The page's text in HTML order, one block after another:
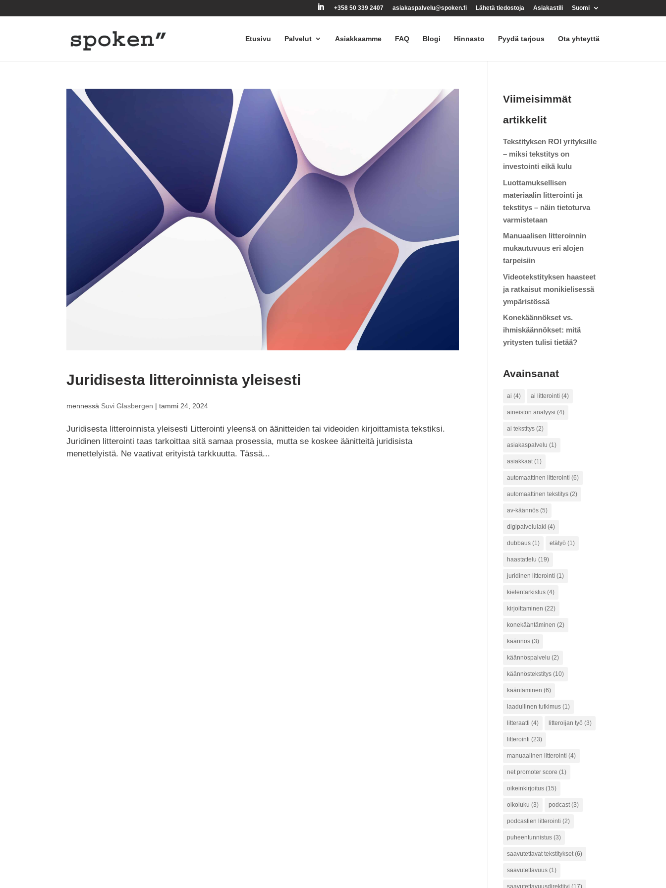
+358 50 339 2407 asiakaspalvelu@spoken.fi Lähetä tiedostoja Asiakastili Suomi
Etusivu Palvelut Asiakkaamme FAQ Blogi Hinnasto Pyydä tarjous Ota yhteyttä
Juridisesta litteroinnista yleisesti
mennessä Suvi Glasbergen |tammi 24, 2024
Juridisesta litteroinnista yleisesti Litterointi yleensä on äänitteiden tai videoiden kirjoittamista tekstiksi.
Juridinen litterointi taas tarkoittaa sitä samaa prosessia, mutta se koskee äänitteitä juridisista
menettelyistä. Ne vaativat erityistä tarkkuutta. Tässä...
Viimeisimmät
artikkelit
Tekstityksen ROI yrityksille
– miksi tekstitys on
investointi eikä kulu
Luottamuksellisen
materiaalin litterointi ja
tekstitys – näin tietoturva
varmistetaan
Manuaalisen litteroinnin
mukautuvuus eri alojen
tarpeisiin
Videotekstityksen haasteet
ja ratkaisut monikielisessä
ympäristössä
Konekäännökset vs.
ihmiskäännökset: mitä
yritysten tulisi tietää?
Avainsanat
ai (4) ai litterointi (4)
aineiston analyysi (4)
ai tekstitys (2)
asiakaspalvelu (1)
asiakkaat(1)
automaattinen litterointi (6)
automaattinen tekstitys (2)
av-käännös (5)
digipalvelulaki (4)
dubbaus (1) etätyö (1)
haastattelu (19)
juridinen litterointi (1)
kielentarkistus (4)
kirjoittaminen (22)
konekääntäminen (2)
käännös (3)
käännöspalvelu (2)
käännöstekstitys (10)
kääntäminen (6)
laadullinen tutkimus (1)
litteraatti (4) litteroijan työ (3)
litterointi (23)
manuaalinen litterointi (4)
net promoter score (1)
oikeinkirjoitus (15)
oikoluku (3) podcast(3)
podcastien litterointi (2)
puheentunnistus (3)
saavutettavat tekstitykset(6)
saavutettavuus (1)
saavutettavuusdirektiivi (17)